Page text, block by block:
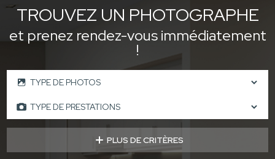
TROUVEZ UN PHOTOGRAPHE
et prenez rendez-vous immédiatement
!
PLUS DE CRITÈRES